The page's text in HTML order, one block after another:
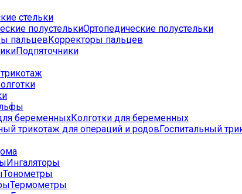
стельки
Ортопедические полустельки
Корректоры пальцев
Подпяточники
Колготки для беременных
Госпитальный
Ингаляторы
Тонометры
Термометры